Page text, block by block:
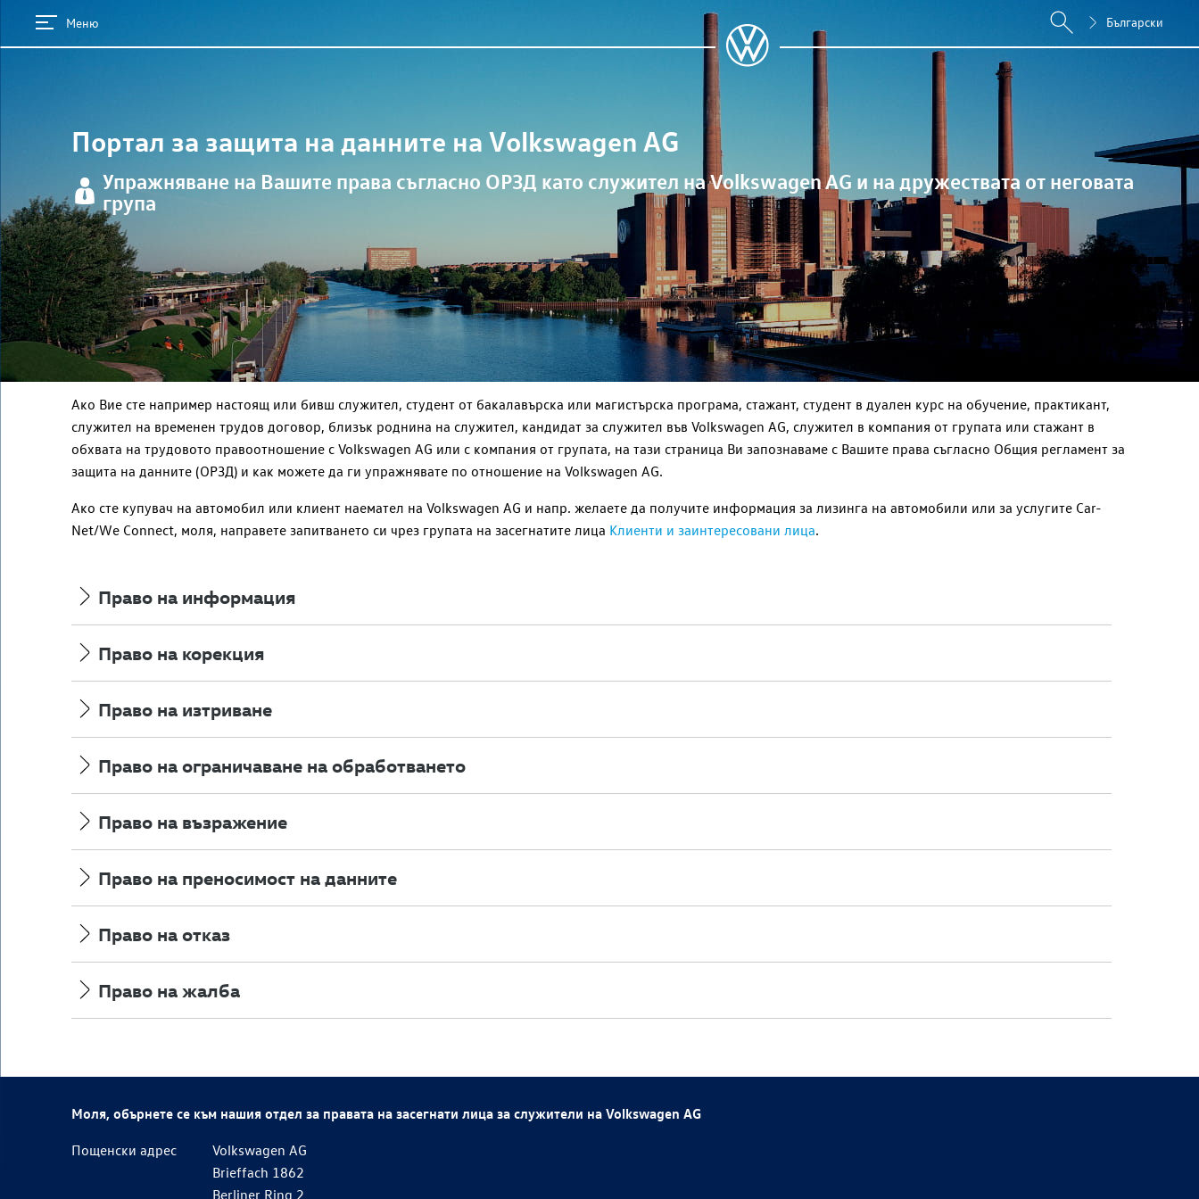
Меню Български
Портал за защита на данните на Volkswagen AG
Упражняване на Вашите права съгласно ОРЗД като служител наVolkswagen AG и на дружествата от неговата
група
Ако Вие сте например настоящ или бивш служител, студент от бакалавърска или магистърска програма, стажант, студент в дуален курс на обучение, практикант,
служител на временен трудов договор, близък роднина на служител, кандидат за служител във Volkswagen AG, служител в компания от групата или стажант в
обхвата на трудовото правоотношение с Volkswagen AG или с компания от групата, на тази страница Ви запознаваме с Вашите права съгласно Общия регламент за
защита на данните (ОРЗД) и как можете да ги упражнявате по отношение на Volkswagen AG.
Ако сте купувач на автомобил или клиент наемател на Volkswagen AG и напр. желаете да получите информация за лизинга на автомобили или за услугите Car-
Net/We Connect, моля, направете запитването си чрез групата на засегнатите лица Клиенти и заинтересовани лица.
Право на информация
Право на корекция
Право на изтриване
Право на ограничаване на обработването
Право на възражение
Право на преносимост на данните
Право на отказ
Право на жалба
Моля, обърнете се към нашия отдел за правата на засегнати лица за служители на Volkswagen AG
Пощенски адрес
Volkswagen AG
Brieffach 1862
Berliner Ring 2